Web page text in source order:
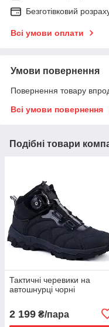
Безготівковий
Всі умови оплати
Умови повернення
Повернення товару
Всі умови повернення
Подібні товари
Тактичні черевики на
автошнурці чорні
2 199 ₴/пара